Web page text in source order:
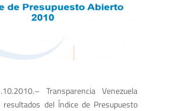
Transparencia Venezuela
del Índice de Presupuesto